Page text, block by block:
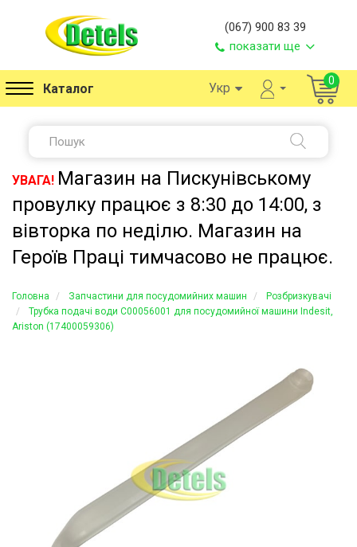
(067) 900 83 39
показати ще
Каталог Укр 0
УВАГА! Магазин на Пискунівському
провулку працює з 8:30 до 14:00, з
вівторка по неділю. Магазин на
Героїв Праці тимчасово не працює.
Головна Запчастини для посудомийних машин
Розбризкувачі
Трубка подачі води C00056001 для посудомийної машини Indesit,
Ariston (17400059306)